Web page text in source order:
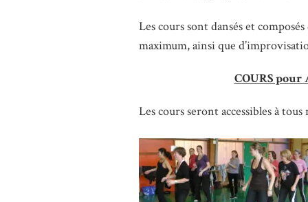
Les cours sont dansés et
maximum, ainsi que
COURS pour
Les cours seront accessibles à